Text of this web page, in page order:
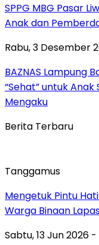
SPPG MBG Pasar
Anak dan
Rabu, 3 Desember
BAZNAS Lampung
“Sehat” untuk
Mengaku
Berita Terbaru
Tanggamus
Mengetuk Pintu
Warga Binaan
Sabtu, 13 Jun 2026 -